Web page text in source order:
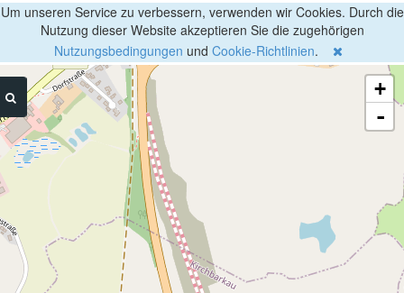
Um unseren Service zu verbessern, verwenden wir Cookies. Durch die
Nutzung dieser Website akzeptieren Sie die zugehörigen
Nutzungsbedingungen und Cookie-Richtlinien.
+
-